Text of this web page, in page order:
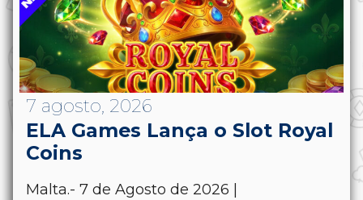
7 agosto, 2026
ELA Games Lança o Slot Royal
Coins
Malta.- 7 de Agosto de 2026 |